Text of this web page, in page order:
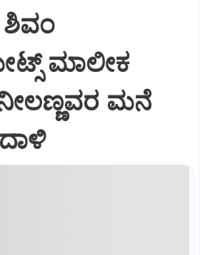
ಶಿವಂ
ಮಾಲೀಕ
ಮನೆ